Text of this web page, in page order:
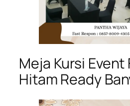
Meja Kursi Event
Hitam Ready